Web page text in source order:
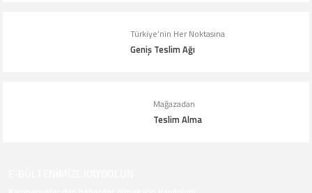
Türkiye’nin Her Noktasına
Geniş Teslim Ağı
Mağazadan
Teslim Alma